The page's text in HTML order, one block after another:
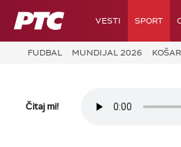
RTS VESTI SPORT
FUDBAL MUNDIJAL 2026
Čitaj mi!